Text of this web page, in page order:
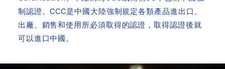
制認證。CCC是中國大陸強制規定各類產品進出口、
出廠、銷售和使用所必須取得的認證，取得認證後就
可以進口中國。